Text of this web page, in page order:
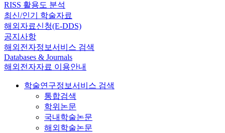
RISS 활용도 분석
최신/인기 학술자료
해외자료신청(E-DDS)
공지사항
해외전자정보서비스 검색
Databases & Journals
해외전자자료 이용안내
학술연구정보서비스 검색
통합검색
학위논문
국내학술논문
해외학술논문